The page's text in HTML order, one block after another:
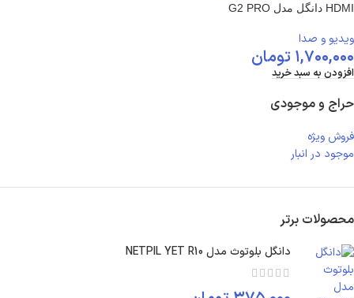
حراج و موجودی
فروش ویژه
موجود در انبار
محصولات برتر
دانگل بلوتوث مدل NETPIL YET R10
HDMI دانگل مدل G2 PRO
ویدیو و صدا
۱,۷۰۰,۰۰۰ تومان
افزودن به سبد خرید